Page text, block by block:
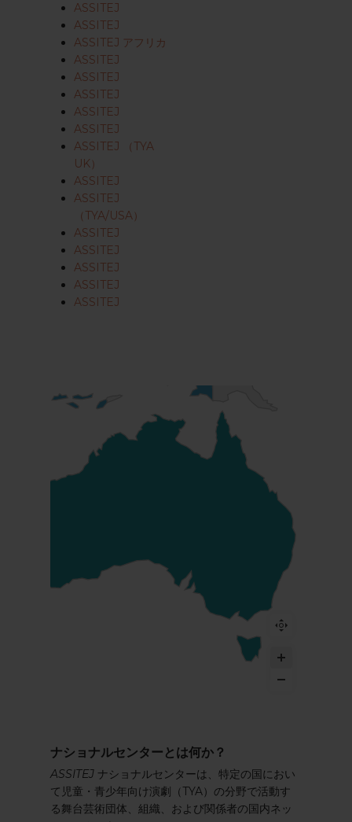
ASSITEJ
ASSITEJ
ASSITEJ アフリカ
ASSITEJ
ASSITEJ
ASSITEJ
ASSITEJ
ASSITEJ
ASSITEJ （TYA
UK）
ASSITEJ
ASSITEJ
（TYA/USA）
ASSITEJ
ASSITEJ
ASSITEJ
ASSITEJ
ASSITEJ
ナショナルセンターとは何か？
ASSITEJ ナショナルセンターは、特定の国におい
て児童・青少年向け演劇（TYA）の分野で活動す
る舞台芸術団体、組織、および関係者の国内ネッ